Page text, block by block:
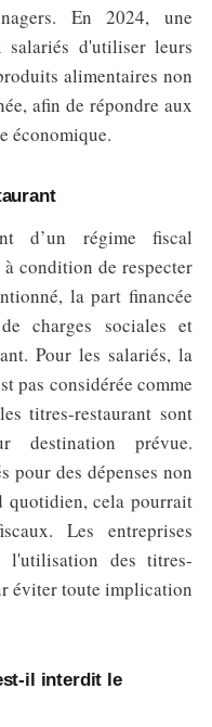
En 2024, une
salariés d'utiliser leurs
alimentaires non
afin de répondre aux
économique.
d’un régime fiscal
condition de respecter
la part financée
charges sociales et
Pour les salariés, la
pas considérée comme
titres-restaurant sont
destination prévue.
pour des dépenses non
quotidien, cela pourrait
Les entreprises
des titres-
éviter toute implication
il interdit le